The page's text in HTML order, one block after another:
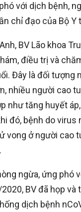
với dịch bệnh,
chỉ đạo của Bộ Y
BV Lão khoa
điều trị và
Đây là đối tượng
nhiều người cao
như tăng huyết
đó, bệnh do virus
vong ở người cao
ngừa, ứng phó
BV đã họp và
dịch bệnh